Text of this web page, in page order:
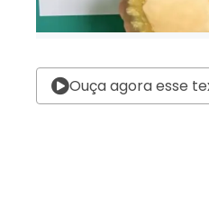
Ouça agora esse